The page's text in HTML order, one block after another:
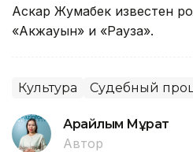
Аскар Жумабек известен
«Акжауын» и «Рауза».
Культура Судебный
Арайлым Мұрат
Автор